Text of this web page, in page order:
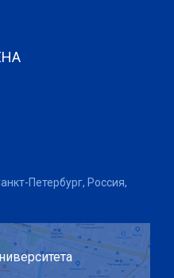
Петербург, Россия,